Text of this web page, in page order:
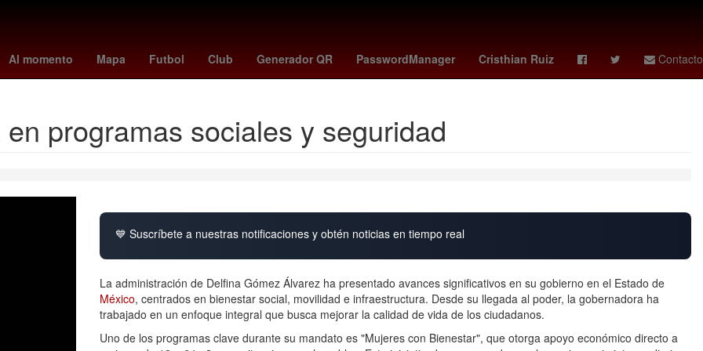
Al momento Mapa Futbol Club Generador QR PasswordManager Cristhian Ruiz Contacto
Weeknd adriano trick williams finn balor palencia rhea ripley bloqueos carreteras hoy manuel capasso
programas sociales y seguridad
💙 Suscríbete a nuestras notificaciones y obtén noticias en tiempo real
La administración de Delfina Gómez Álvarez ha presentado avances significativos en su gobierno en el Estado de
México, centrados en bienestar social, movilidad e infraestructura. Desde su llegada al poder, la gobernadora ha
trabajado en un enfoque integral que busca mejorar la calidad de vida de los ciudadanos.
Uno de los programas clave durante su mandato es "Mujeres con Bienestar", que otorga apoyo económico directo a